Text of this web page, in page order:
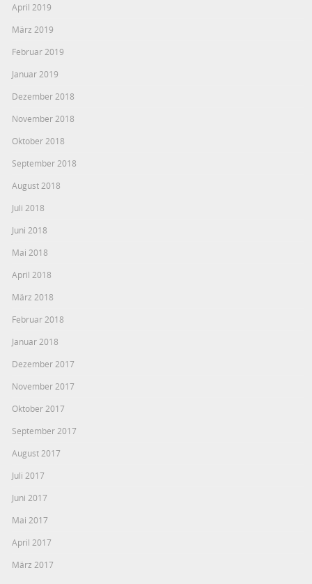
April 2019
März 2019
Februar 2019
Januar 2019
Dezember 2018
November 2018
Oktober 2018
September 2018
August 2018
Juli 2018
Juni 2018
Mai 2018
April 2018
März 2018
Februar 2018
Januar 2018
Dezember 2017
November 2017
Oktober 2017
September 2017
August 2017
Juli 2017
Juni 2017
Mai 2017
April 2017
März 2017